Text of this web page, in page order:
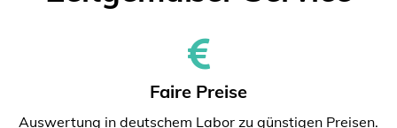
Faire Preise
Auswertung in deutschem Labor zu günstigen Preisen.